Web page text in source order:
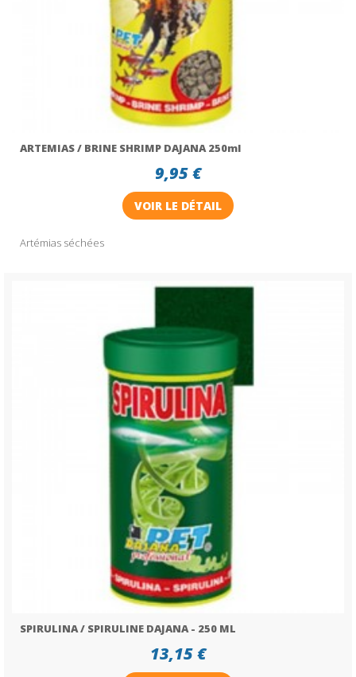
ARTEMIAS / BRINE SHRIMP DAJANA 250ml
9,95 €
VOIR LE DÉTAIL
Artémias séchées
SPIRULINA / SPIRULINE DAJANA - 250 ML
13,15 €